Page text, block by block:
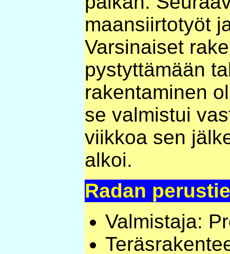
maansiirtotyöt
Varsinaiset
pystyttämään
rakentaminen
se valmistui
viikkoa sen
alkoi.
Radan
Valmistaja: